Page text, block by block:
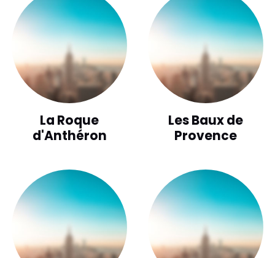
La Roque
d'Anthéron
Les Baux de
Provence